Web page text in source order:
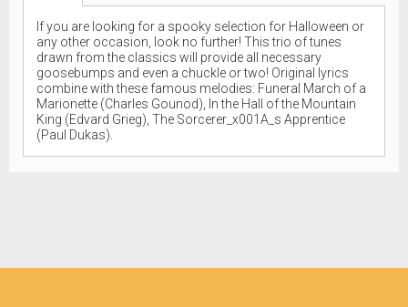
If you are looking for a spooky selection for Halloween or
any other occasion, look no further! This trio of tunes
drawn from the classics will provide all necessary
goosebumps and even a chuckle or two! Original lyrics
combine with these famous melodies: Funeral March of a
Marionette (Charles Gounod), In the Hall of the Mountain
King (Edvard Grieg), The Sorcerer_x001A_s Apprentice
(Paul Dukas).